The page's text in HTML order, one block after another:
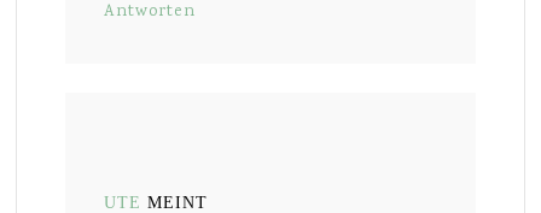
Antworten
UTE MEINT